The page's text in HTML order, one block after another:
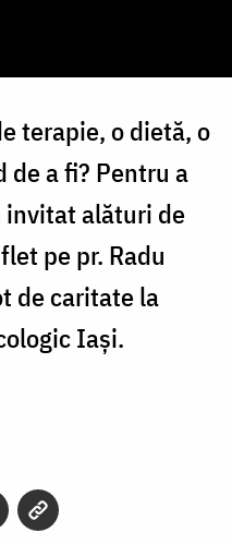
terapie, o dietă, o
de a fi? Pentru a
alături de
pe pr. Radu
de caritate la
Iași.